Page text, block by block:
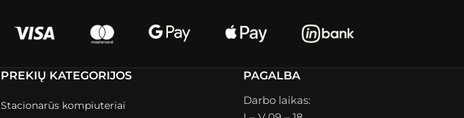
PREKIŲ KATEGORIJOS
Stacionarūs kompiuteriai
PAGALBA
Darbo laikas: